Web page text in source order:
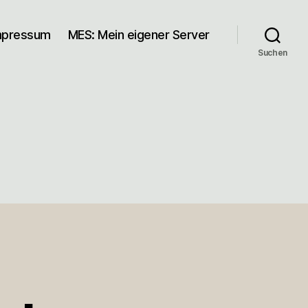
MES: Mein eigener Server
Suchen